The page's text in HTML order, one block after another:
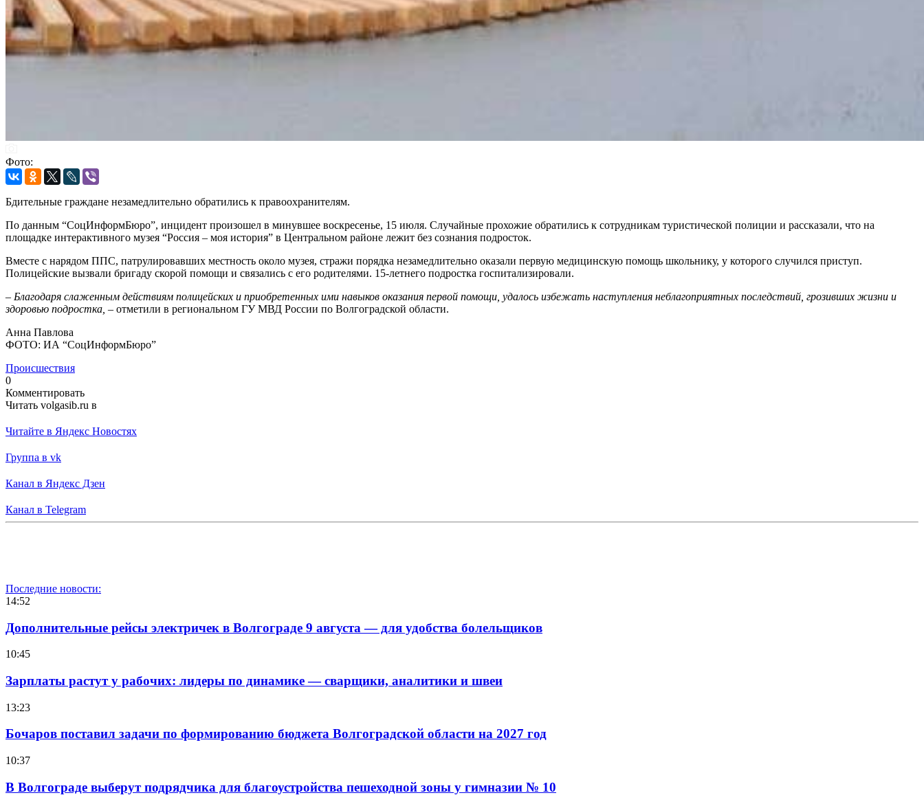
Фото:
Бдительные граждане незамедлительно обратились к правоохранителям.
По данным “СоцИнформБюро”, инцидент произошел в минувшее воскресенье, 15 июля. Случайные прохожие обратились к сотрудникам туристической полиции и рассказали, что на
площадке интерактивного музея “Россия – моя история” в Центральном районе лежит без сознания подросток.
Вместе с нарядом ППС, патрулировавших местность около музея, стражи порядка незамедлительно оказали первую медицинскую помощь школьнику, у которого случился приступ.
Полицейские вызвали бригаду скорой помощи и связались с его родителями. 15-летнего подростка госпитализировали.
– Благодаря слаженным действиям полицейских и приобретенных ими навыков оказания первой помощи, удалось избежать наступления неблагоприятных последствий, грозивших жизни и
здоровью подростка, – отметили в региональном ГУ МВД России по Волгоградской области.
Анна Павлова
ФОТО: ИА “СоцИнформБюро”
Происшествия
0
Комментировать
Читать volgasib.ru в
Читайте в Яндекс Новостях
Группа в vk
Канал в Яндекс Дзен
Канал в Telegram
Последние новости:
14:52
Дополнительные рейсы электричек в Волгограде 9 августа — для удобства болельщиков
10:45
Зарплаты растут у рабочих: лидеры по динамике — сварщики, аналитики и швеи
13:23
Бочаров поставил задачи по формированию бюджета Волгоградской области на 2027 год
10:37
В Волгограде выберут подрядчика для благоустройства пешеходной зоны у гимназии № 10